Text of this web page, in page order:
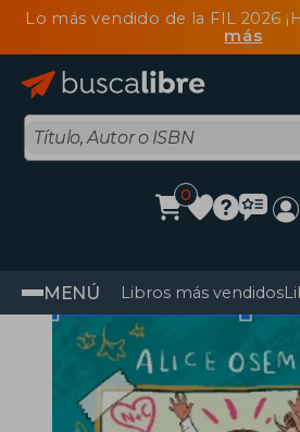
Lo más vendido de la FIL 2026
más
0
MENÚ Libros más vendidos